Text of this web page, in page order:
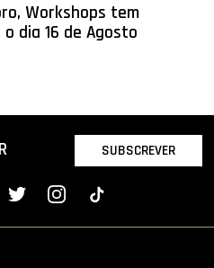
Workshops tem
dia 16 de Agosto
SUBSCREVER